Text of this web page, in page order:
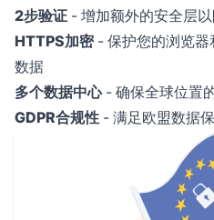
2步验证 - 增加额外的安全层
HTTPS加密- 保护您的浏览器
数据
多个数据中心- 确保全球位置
GDPR合规性 - 满足欧盟数据